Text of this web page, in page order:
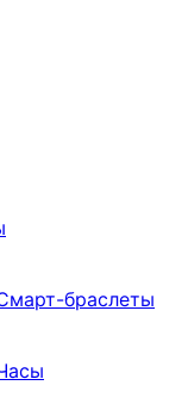
браслеты